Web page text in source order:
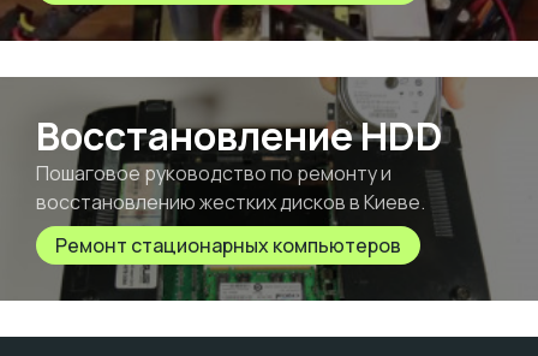
Восстановление HDD
Пошаговое руководство по ремонту и
восстановлению жестких дисков в Киеве.
Ремонт стационарных компьютеров